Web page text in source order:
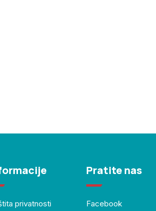
privatnosti
Pratite nas
Facebook